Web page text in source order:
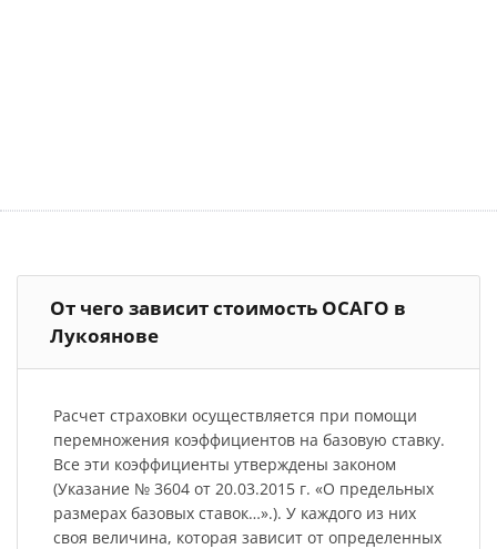
От чего зависит стоимость ОСАГО в
Лукоянове
Расчет страховки осуществляется при помощи
перемножения коэффициентов на базовую ставку.
Все эти коэффициенты утверждены законом
(Указание № 3604 от 20.03.2015 г. «О предельных
размерах базовых ставок…».). У каждого из них
своя величина, которая зависит от определенных